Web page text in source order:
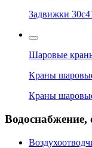
Задвижки
Шаровые
Краны
Краны
Водоснабжение,